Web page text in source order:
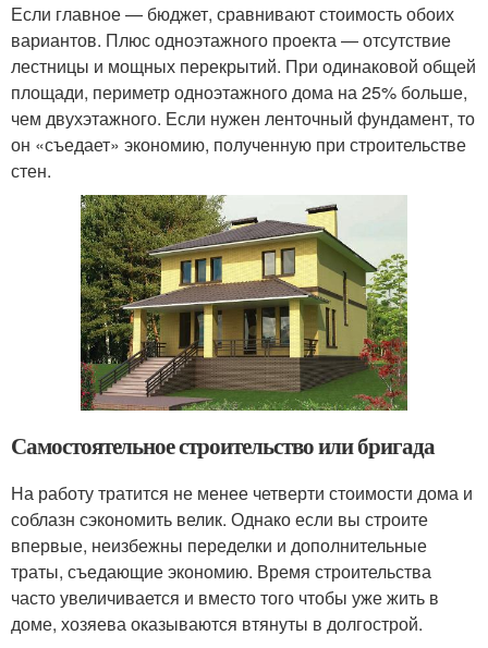
Если главное — бюджет, сравнивают стоимость обоих
вариантов. Плюс одноэтажного проекта — отсутствие
лестницы и мощных перекрытий. При одинаковой общей
площади, периметр одноэтажного дома на 25% больше,
чем двухэтажного. Если нужен ленточный фундамент, то
он «съедает» экономию, полученную при строительстве
стен.
Самостоятельное строительство или бригада
На работу тратится не менее четверти стоимости дома и
соблазн сэкономить велик. Однако если вы строите
впервые, неизбежны переделки и дополнительные
траты, съедающие экономию. Время строительства
часто увеличивается и вместо того чтобы уже жить в
доме, хозяева оказываются втянуты в долгострой.